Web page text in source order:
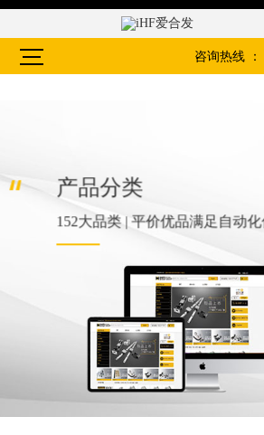
咨询热线 ：
产品分类
152大品类 | 平价优品满足自动